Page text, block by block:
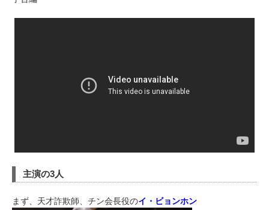
主演の3人
まず、天才詐欺師、チン会長役のイ・ビョンホン